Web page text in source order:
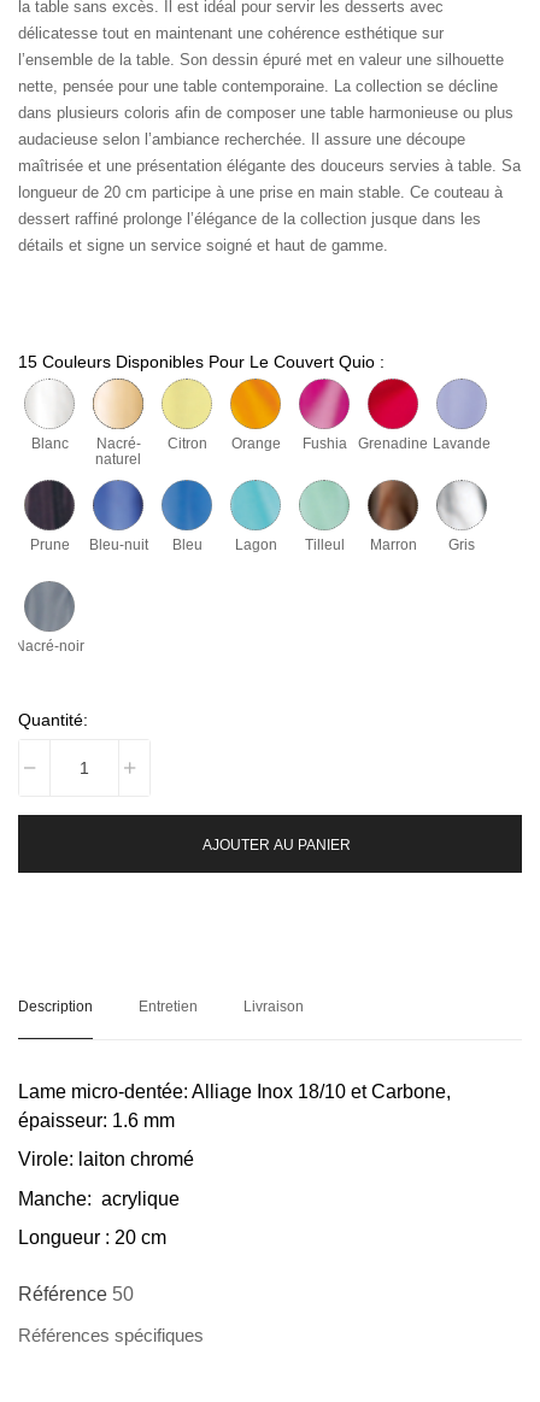
la table sans excès. Il est idéal pour servir les desserts avec
délicatesse tout en maintenant une cohérence esthétique sur
l’ensemble de la table. Son dessin épuré met en valeur une silhouette
nette, pensée pour une table contemporaine. La collection se décline
dans plusieurs coloris afin de composer une table harmonieuse ou plus
audacieuse selon l’ambiance recherchée. Il assure une découpe
maîtrisée et une présentation élégante des douceurs servies à table. Sa
longueur de 20 cm participe à une prise en main stable. Ce couteau à
dessert raffiné prolonge l’élégance de la collection jusque dans les
détails et signe un service soigné et haut de gamme.
15 Couleurs Disponibles Pour Le Couvert Quio :
Blanc
Nacré-
naturel
Citron Orange Fushia Grenadine Lavande
Prune Bleu-nuit Bleu Lagon Tilleul Marron Gris
Nacré-noir
Quantité:
AJOUTER AU PANIER
Description Entretien Livraison
Lame micro-dentée: Alliage Inox 18/10 et Carbone,
épaisseur: 1.6 mm
Virole: laiton chromé
Manche: acrylique
Longueur : 20 cm
Référence 50
Références spécifiques